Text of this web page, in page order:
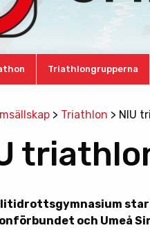
Triathlongrupperna
> Triathlon > NIU
och Umeå